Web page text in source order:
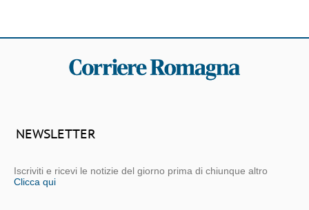
NEWSLETTER
Iscriviti e ricevi le notizie del giorno prima di chiunque altro
Clicca qui